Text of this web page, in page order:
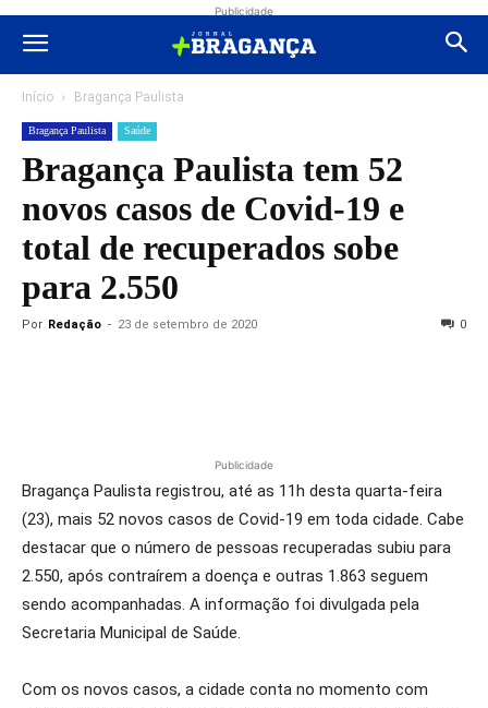
Publicidade
Início Bragança Paulista
Bragança Paulista Saúde
Bragança Paulista tem 52
novos casos de Covid-19 e
total de recuperados sobe
para 2.550
Por Redação - 23 de setembro de 2020 0
Publicidade
Bragança Paulista registrou, até as 11h desta quarta-feira
(23), mais 52 novos casos de Covid-19 em toda cidade. Cabe
destacar que o número de pessoas recuperadas subiu para
2.550, após contraírem a doença e outras 1.863 seguem
sendo acompanhadas. A informação foi divulgada pela
Secretaria Municipal de Saúde.
Com os novos casos, a cidade conta no momento com